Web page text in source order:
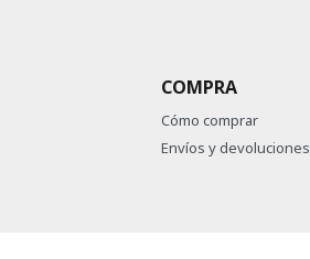
COMPRA
Cómo comprar
Envíos y devoluciones